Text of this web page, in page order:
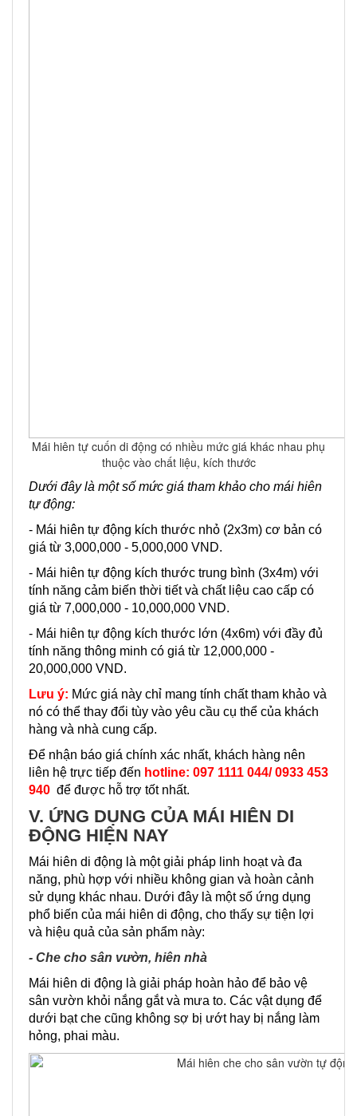
Mái hiên tự cuốn di động có nhiều mức giá khác nhau phụ
thuộc vào chất liệu, kích thước
Dưới đây là một số mức giá tham khảo cho mái hiên
tự động:
- Mái hiên tự động kích thước nhỏ (2x3m) cơ bản có
giá từ 3,000,000 - 5,000,000 VND.
- Mái hiên tự động kích thước trung bình (3x4m) với
tính năng cảm biến thời tiết và chất liệu cao cấp có
giá từ 7,000,000 - 10,000,000 VND.
- Mái hiên tự động kích thước lớn (4x6m) với đầy đủ
tính năng thông minh có giá từ 12,000,000 -
20,000,000 VND.
Lưu ý: Mức giá này chỉ mang tính chất tham khảo và
nó có thể thay đổi tùy vào yêu cầu cụ thể của khách
hàng và nhà cung cấp.
Để nhận báo giá chính xác nhất, khách hàng nên
liên hệ trực tiếp đến hotline: 097 1111 044/ 0933 453
940 để được hỗ trợ tốt nhất.
V. ỨNG DỤNG CỦA MÁI HIÊN DI
ĐỘNG HIỆN NAY
Mái hiên di động là một giải pháp linh hoạt và đa
năng, phù hợp với nhiều không gian và hoàn cảnh
sử dụng khác nhau. Dưới đây là một số ứng dụng
phổ biến của mái hiên di động, cho thấy sự tiện lợi
và hiệu quả của sản phẩm này:
- Che cho sân vườn, hiên nhà
Mái hiên di động là giải pháp hoàn hảo để bảo vệ
sân vườn khỏi nắng gắt và mưa to. Các vật dụng để
dưới bạt che cũng không sợ bị ướt hay bị nắng làm
hỏng, phai màu.